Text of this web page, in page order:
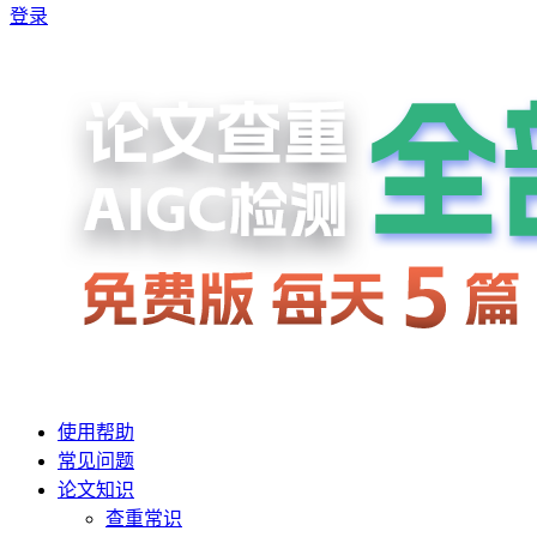
登录
使用帮助
常见问题
论文知识
查重常识